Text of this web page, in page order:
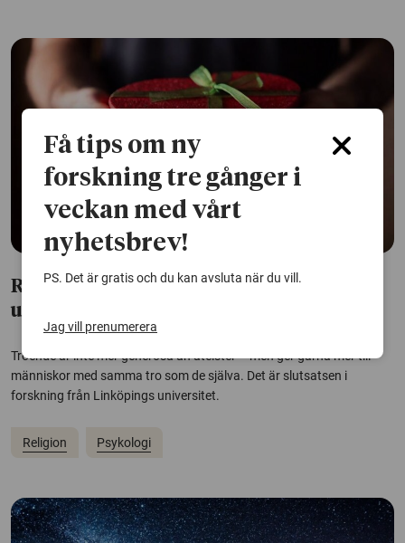
Religiösa är inte mer generösa – med ett
undantag
Troende är inte mer generösa än ateister – men ger gärna mer till
människor med samma tro som de själva. Det är slutsatsen i
forskning från Linköpings universitet.
Religion Psykologi
Få tips om ny
forskning tre gånger i
veckan med vårt
nyhetsbrev!
PS. Det är gratis och du kan avsluta när du vill.
Jag vill prenumerera